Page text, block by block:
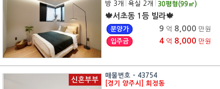
방 3개
욕실 2개 30평형(99㎡)
🍁서초동 1등 빌라🍁
분양가 9 억 8,000 만원
입주금
4 억 8,000 만원
신혼부부
매물번호 - 43754
[경기 양주시] 회정동